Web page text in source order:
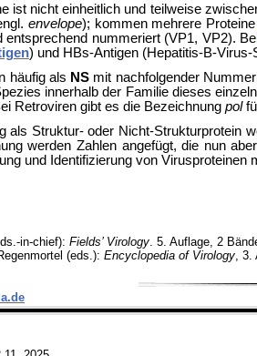
ist nicht einheitlich und teilweise
envelope); kommen mehrere
nummeriert (VP1, VP2).
) und HBs-Antigen (Hepatitis-B-
häufig als NS mit nachfolgender
innerhalb der Familie dieses
Retroviren gibt es die Bezeichnung pol
als Struktur- oder Nicht-Strukturprotein
werden Zahlen angefügt, die nun
und Identifizierung von Virusproteinen
in-chief): Fields’ Virology. 5. Auflage, 2
(eds.): Encyclopedia of Virology, 3.